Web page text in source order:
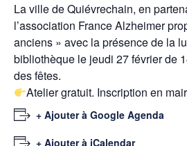
La ville de Quiévrechain, en
l’association France Alzheimer
anciens » avec la présence de la
bibliothèque le jeudi 27 février de
des fêtes.
Atelier gratuit. Inscription en
+ Ajouter à Google Agenda
+ Ajouter à iCalendar